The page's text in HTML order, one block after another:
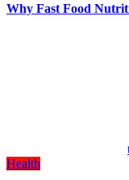
Why Fast Food
Health